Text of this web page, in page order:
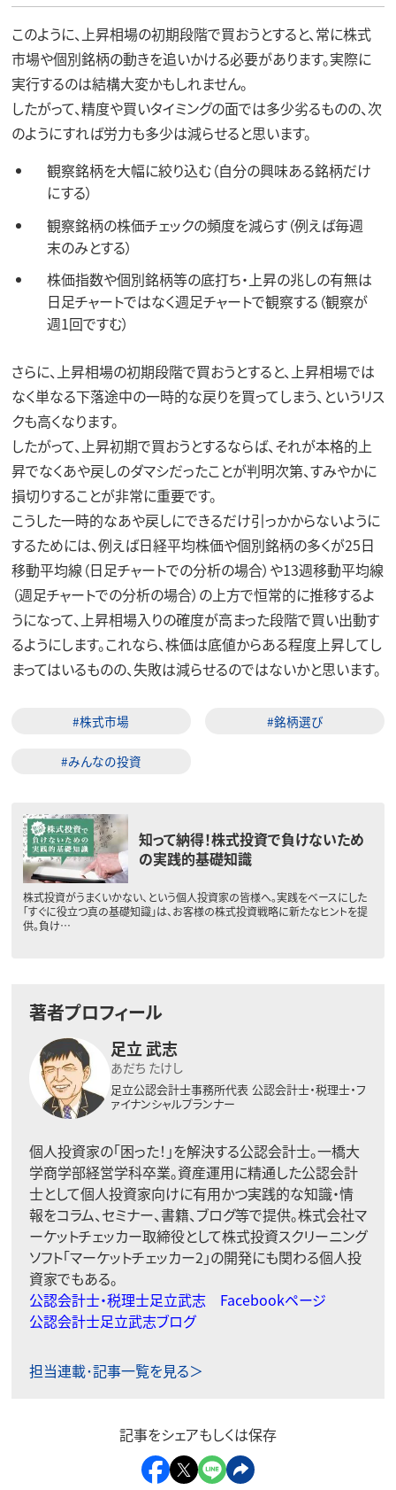
このように、上昇相場の初期段階で買おうとすると、常に株式
市場や個別銘柄の動きを追いかける必要があります。実際に
実行するのは結構大変かもしれません。
したがって、精度や買いタイミングの面では多少劣るものの、次
のようにすれば労力も多少は減らせると思います。
観察銘柄を大幅に絞り込む（自分の興味ある銘柄だけ
にする）
観察銘柄の株価チェックの頻度を減らす（例えば毎週
末のみとする）
株価指数や個別銘柄等の底打ち・上昇の兆しの有無は
日足チャートではなく週足チャートで観察する（観察が
週1回ですむ）
さらに、上昇相場の初期段階で買おうとすると、上昇相場では
なく単なる下落途中の一時的な戻りを買ってしまう、というリス
クも高くなります。
したがって、上昇初期で買おうとするならば、それが本格的上
昇でなくあや戻しのダマシだったことが判明次第、すみやかに
損切りすることが非常に重要です。
こうした一時的なあや戻しにできるだけ引っかからないように
するためには、例えば日経平均株価や個別銘柄の多くが25日
移動平均線（日足チャートでの分析の場合）や13週移動平均線
（週足チャートでの分析の場合）の上方で恒常的に推移するよ
うになって、上昇相場入りの確度が高まった段階で買い出動す
るようにします。これなら、株価は底値からある程度上昇してし
まってはいるものの、失敗は減らせるのではないかと思います。
#株式市場 #銘柄選び
#みんなの投資
知って納得！株式投資で負けないため
の実践的基礎知識
株式投資がうまくいかない、という個人投資家の皆様へ。実践をベースにした
「すぐに役立つ真の基礎知識」は、お客様の株式投資戦略に新たなヒントを提
供。負け…
著者プロフィール
足立 武志
あだち たけし
足立公認会計士事務所代表 公認会計士・税理士・フ
ァイナンシャルプランナー
個人投資家の「困った！」を解決する公認会計士。一橋大
学商学部経営学科卒業。資産運用に精通した公認会計
士として個人投資家向けに有用かつ実践的な知識・情
報をコラム、セミナー、書籍、ブログ等で提供。株式会社マ
ーケットチェッカー取締役として株式投資スクリーニング
ソフト「マーケットチェッカー2」の開発にも関わる個人投
資家でもある。
公認会計士・税理士足立武志 Facebookページ
公認会計士足立武志ブログ
担当連載･記事一覧を見る＞
記事をシェアもしくは保存